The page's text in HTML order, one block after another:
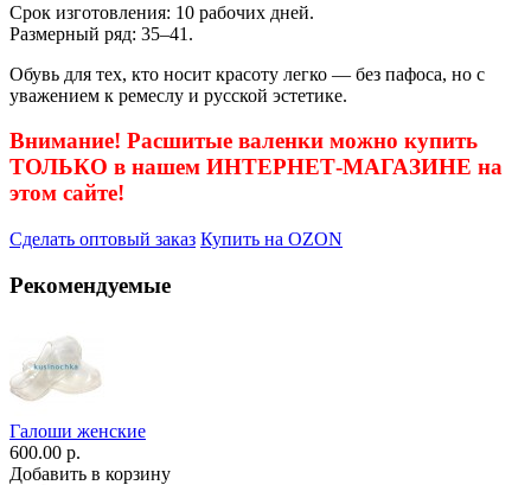
Срок изготовления: 10 рабочих дней.
Размерный ряд: 35–41.
Обувь для тех, кто носит красоту легко — без пафоса, но с
уважением к ремеслу и русской эстетике.
Внимание! Расшитые валенки можно купить
ТОЛЬКО в нашем ИНТЕРНЕТ-МАГАЗИНЕ на
этом сайте!
Сделать оптовый заказ Купить на OZON
Рекомендуемые
Галоши женские
600.00 р.
Добавить в корзину